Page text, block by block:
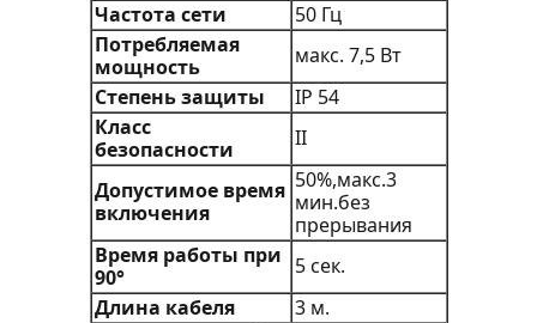
Частота сети
50 Гц
Потребляемая
мощность
макс. 7,5 Вт
Степень защиты
IP 54
Класс
безопасности
II
Допустимое время
включения
50%,макс.3
мин.без
прерывания
Время работы при
90°
5 сек.
Длина кабеля
3 м.